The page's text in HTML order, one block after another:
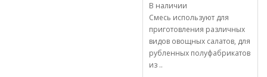
В наличии
Смесь используют для
приготовления различных
видов овощных салатов, для
рубленных полуфабрикатов
из ..